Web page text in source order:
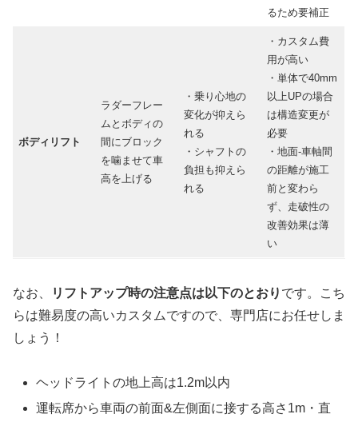
るため要補正
ボディリフト
ラダーフレー
ムとボディの
間にブロック
を噛ませて車
高を上げる
・乗り心地の
変化が抑えら
れる
・シャフトの
負担も抑えら
れる
・カスタム費
用が高い
・単体で40mm
以上UPの場合
は構造変更が
必要
・地面-車軸間
の距離が施工
前と変わら
ず、走破性の
改善効果は薄
い
なお、 リフトアップ時の注意点は以下のとおり です。こち
らは難易度の高いカスタムですので、専門店にお任せしま
しょう！
ヘッドライトの地上高は1.2m以内
運転席から車両の前面&左側面に接する高さ1m・直